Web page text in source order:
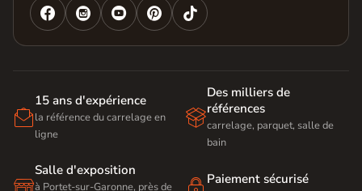
   

15 ans d'expérience
la référence du carrelage en
ligne

Des milliers de
références
carrelage, parquet, salle de
bain
Salle d'exposition
à Portet-sur-Garonne, près de
Paiement sécurisé